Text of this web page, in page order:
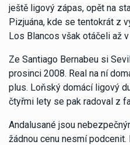
ještě ligový zápas, opět na
Pizjuána, kde se tentokrát z
Los Blancos však otáčeli až
Ze Santiago Bernabeu si
prosinci 2008. Real na ní
plus. Loňský domácí ligový
čtyřmi lety se pak radoval z
Andalusané jsou
žádnou cenu nesmí